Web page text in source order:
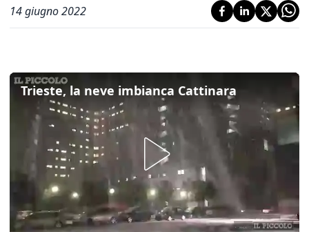
14 giugno 2022
Trieste, la neve imbianca Cattinara